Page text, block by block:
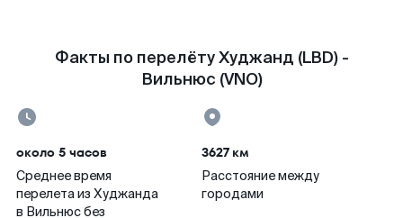
Факты по перелёту Худжанд (LBD) -
Вильнюс (VNO)
около 5 часов
Среднее время
перелета из Худжанда
в Вильнюс без
3627 км
Расстояние между
городами